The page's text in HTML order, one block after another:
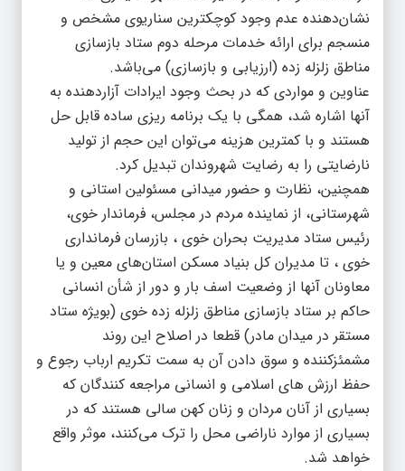
نشان‌دهنده عدم وجود کوچکترین سناریوی مشخص و
منسجم برای ارائه خدمات مرحله دوم ستاد بازسازی
مناطق زلزله زده (ارزیابی و بازسازی) می‌باشد.
عناوین و مواردی که در بحث وجود ایرادات آزاردهنده به
آنها اشاره شد، همگی با یک برنامه ریزی ساده قابل حل
هستند و با کمترین هزینه می‌توان این حجم از تولید
نارضایتی را به رضایت شهروندان تبدیل کرد.
همچنین، نظارت و حضور میدانی مسئولین استانی و
شهرستانی، از نماینده مردم در مجلس، فرماندار خوی،
رئیس ستاد مدیریت بحران خوی ، بازرسان فرمانداری
خوی ، تا مدیران کل بنیاد مسکن استان‌های معین و یا
معاونان آنها از وضعیت اسف بار و دور از شأن انسانی
حاکم بر ستاد بازسازی مناطق زلزله زده خوی (بویژه ستاد
مستقر در میدان مادر) قطعا در اصلاح این روند
مشمئزکننده و سوق دادن آن به سمت تکریم ارباب رجوع و
حفظ ارزش های اسلامی و انسانی مراجعه کنندگان که
بسیاری از آنان مردان و زنان کهن سالی هستند که در
بسیاری از موارد ناراضی محل را ترک می‌کنند، موثر واقع
خواهد شد.